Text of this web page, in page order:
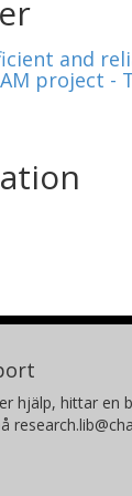
and
project -
hjälp, hittar en